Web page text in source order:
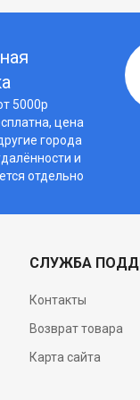
5000р
цена
города
и
отдельно
СЛУЖБА
Контакты
Возврат товара
Карта сайта